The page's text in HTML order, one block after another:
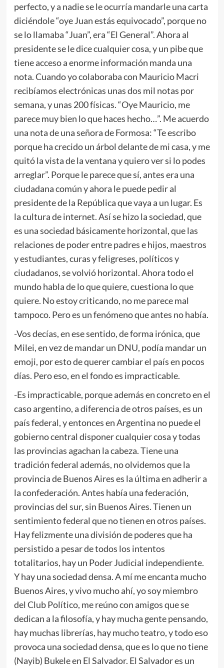
perfecto, y a nadie se le ocurría mandarle una carta
diciéndole “oye Juan estás equivocado”, porque no
se lo llamaba “Juan”, era “El General”. Ahora al
presidente se le dice cualquier cosa, y un pibe que
tiene acceso a enorme información manda una
nota. Cuando yo colaboraba con Mauricio Macri
recibíamos electrónicas unas dos mil notas por
semana, y unas 200 físicas. “Oye Mauricio, me
parece muy bien lo que haces hecho…”. Me acuerdo
una nota de una señora de Formosa: “Te escribo
porque ha crecido un árbol delante de mi casa, y me
quitó la vista de la ventana y quiero ver si lo podes
arreglar”. Porque le parece que sí, antes era una
ciudadana común y ahora le puede pedir al
presidente de la República que vaya a un lugar. Es
la cultura de internet. Así se hizo la sociedad, que
es una sociedad básicamente horizontal, que las
relaciones de poder entre padres e hijos, maestros
y estudiantes, curas y feligreses, políticos y
ciudadanos, se volvió horizontal. Ahora todo el
mundo habla de lo que quiere, cuestiona lo que
quiere. No estoy criticando, no me parece mal
tampoco. Pero es un fenómeno que antes no había.
-Vos decías, en ese sentido, de forma irónica, que
Milei, en vez de mandar un DNU, podía mandar un
emoji, por esto de querer cambiar el país en pocos
días. Pero eso, en el fondo es impracticable.
-Es impracticable, porque además en concreto en el
caso argentino, a diferencia de otros países, es un
país federal, y entonces en Argentina no puede el
gobierno central disponer cualquier cosa y todas
las provincias agachan la cabeza. Tiene una
tradición federal además, no olvidemos que la
provincia de Buenos Aires es la última en adherir a
la confederación. Antes había una federación,
provincias del sur, sin Buenos Aires. Tienen un
sentimiento federal que no tienen en otros países.
Hay felizmente una división de poderes que ha
persistido a pesar de todos los intentos
totalitarios, hay un Poder Judicial independiente.
Y hay una sociedad densa. A mí me encanta mucho
Buenos Aires, y vivo mucho ahí, yo soy miembro
del Club Político, me reúno con amigos que se
dedican a la filosofía, y hay mucha gente pensando,
hay muchas librerías, hay mucho teatro, y todo eso
provoca una sociedad densa, que es lo que no tiene
(Nayib) Bukele en El Salvador. El Salvador es un